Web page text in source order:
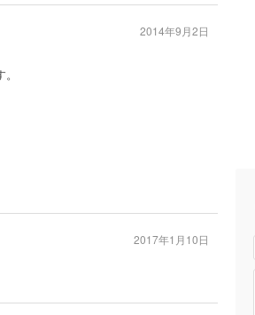
2014年9月2日
2017年1月10日